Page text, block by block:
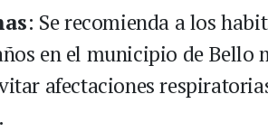
: Se recomienda a los
en el municipio de Bello
afectaciones